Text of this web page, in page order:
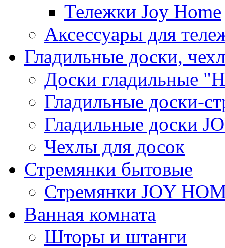
Тележки Joy Home
Аксессуары для
Гладильные доски,
Доски гладильные
Гладильные доски-
Гладильные доски
Чехлы для досок
Стремянки бытовые
Стремянки JOY
Ванная комната
Шторы и штанги